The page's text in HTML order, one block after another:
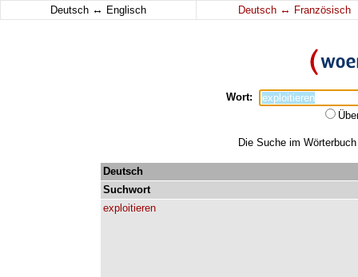
Deutsch ↔ Englisch Deutsch ↔ Französisch
Wort:
Die Suche im
Deutsch
Suchwort
exploitieren